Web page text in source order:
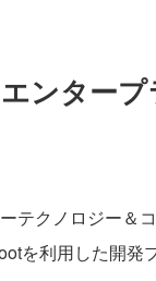
ンター
テクノロジー＆
を利用した開発